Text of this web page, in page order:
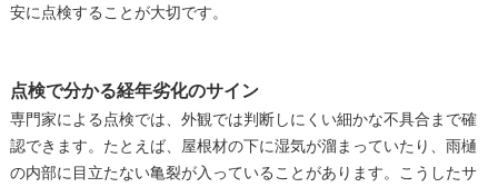
安に点検することが大切です。
点検で分かる経年劣化のサイン
専門家による点検では、外観では判断しにくい細かな不具合まで確
認できます。たとえば、屋根材の下に湿気が溜まっていたり、雨樋
の内部に目立たない亀裂が入っていることがあります。こうしたサ